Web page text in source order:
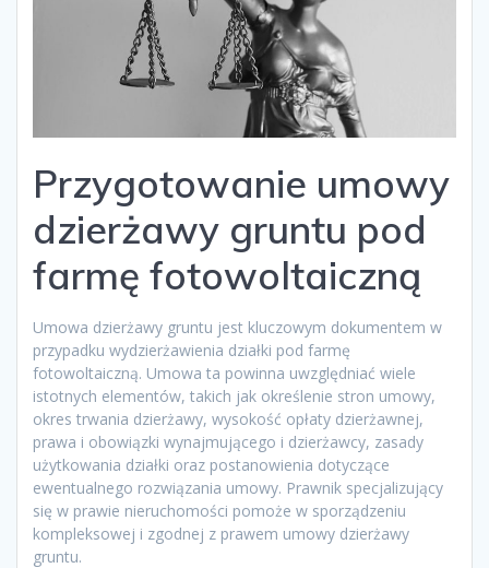
Przygotowanie umowy
dzierżawy gruntu pod
farmę fotowoltaiczną
Umowa dzierżawy gruntu jest kluczowym dokumentem w
przypadku wydzierżawienia działki pod farmę
fotowoltaiczną. Umowa ta powinna uwzględniać wiele
istotnych elementów, takich jak określenie stron umowy,
okres trwania dzierżawy, wysokość opłaty dzierżawnej,
prawa i obowiązki wynajmującego i dzierżawcy, zasady
użytkowania działki oraz postanowienia dotyczące
ewentualnego rozwiązania umowy. Prawnik specjalizujący
się w prawie nieruchomości pomoże w sporządzeniu
kompleksowej i zgodnej z prawem umowy dzierżawy
gruntu.